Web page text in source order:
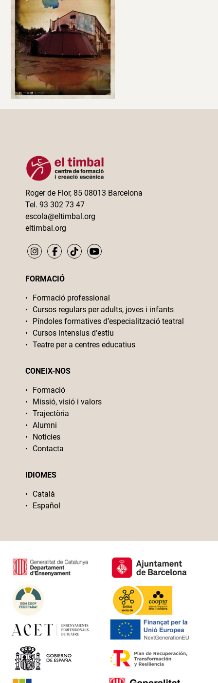
Roger de Flor, 85 08013 Barcelona
Tel. 93 302 73 47
escola@eltimbal.org
eltimbal.org
FORMACIÓ
Formació professional
Cursos regulars per adults, joves i infants
Píndoles formatives d’especialització teatral
Cursos intensius d’estiu
Teatre per a centres educatius
CONEIX-NOS
Formació
Missió, visió i valors
Trajectòria
Alumni
Noticies
Contacta
IDIOMES
Català
Español